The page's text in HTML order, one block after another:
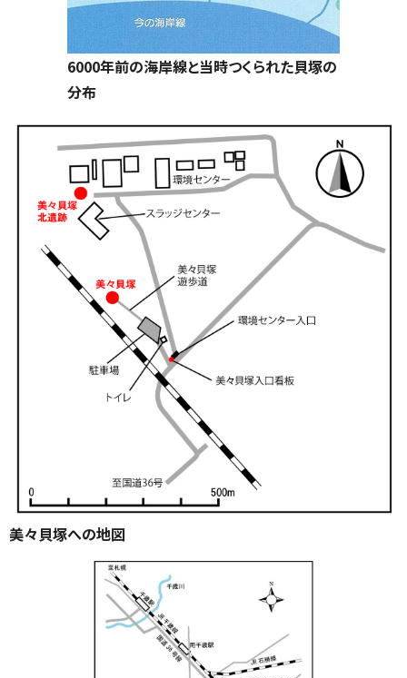
6000年前の海岸線と当時つくられた貝塚の
分布
美々貝塚への地図